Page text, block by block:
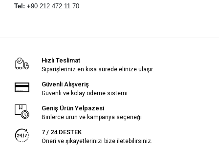
Tel: +90 212 472 11 70
Hızlı Teslimat
Siparişleriniz en kısa sürede elinize ulaşır.
Güvenli Alışveriş
Güvenli ve kolay ödeme sistemi
Geniş Ürün Yelpazesi
Binlerce ürün ve kampanya seçeneği
7 / 24 DESTEK
Öneri ve şikayetlerinizi bize iletebilirsiniz.